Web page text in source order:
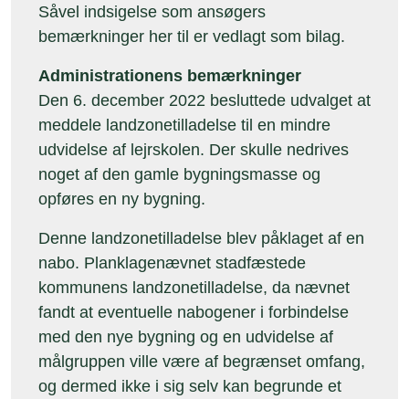
Såvel indsigelse som ansøgers
bemærkninger her til er vedlagt som bilag.
Administrationens bemærkninger
Den 6. december 2022 besluttede udvalget at
meddele landzonetilladelse til en mindre
udvidelse af lejrskolen. Der skulle nedrives
noget af den gamle bygningsmasse og
opføres en ny bygning.
Denne landzonetilladelse blev påklaget af en
nabo. Planklagenævnet stadfæstede
kommunens landzonetilladelse, da nævnet
fandt at eventuelle nabogener i forbindelse
med den nye bygning og en udvidelse af
målgruppen ville være af begrænset omfang,
og dermed ikke i sig selv kan begrunde et